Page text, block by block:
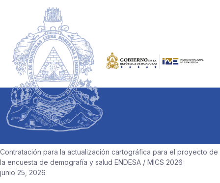
Contratación para la actualización cartográfica para el proyecto de
la encuesta de demografía y salud ENDESA / MICS 2026
junio 25, 2026